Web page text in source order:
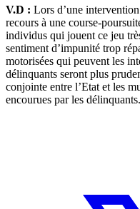
V.D : Lors d’une
recours à une course-
individus qui jouent ce jeu
sentiment d’impunité trop
motorisées qui peuvent les
délinquants seront plus
conjointe entre l’Etat et les
encourues par les délinquants.